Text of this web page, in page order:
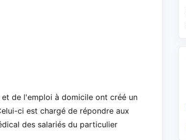
de l'emploi à domicile ont créé un
ci est chargé de répondre aux
des salariés du particulier